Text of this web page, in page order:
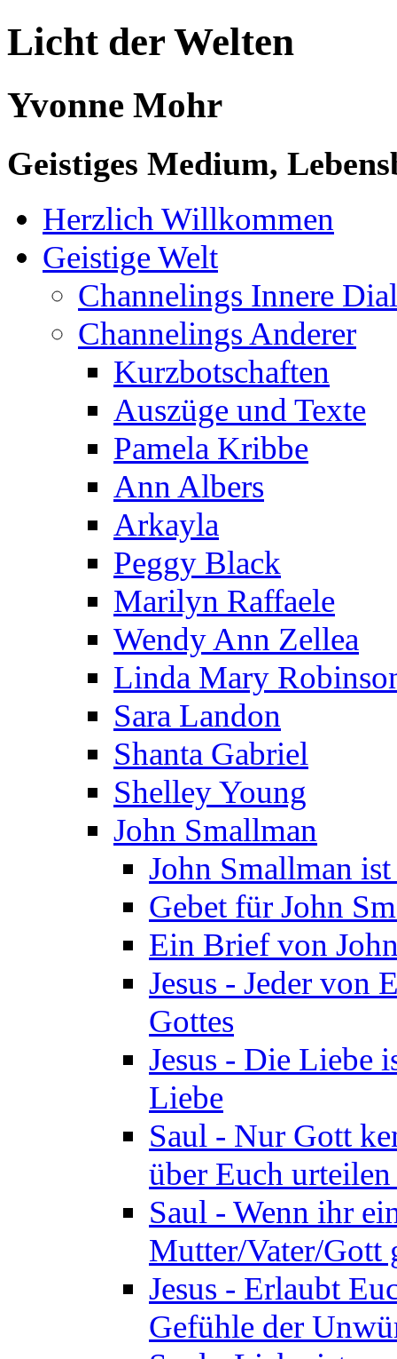
Licht der Welten
Yvonne Mohr
Geistiges Medium,
Herzlich Willkommen
Geistige Welt
Channelings Innere
Channelings Anderer
Kurzbotschaften
Auszüge und Texte
Pamela Kribbe
Ann Albers
Arkayla
Peggy Black
Marilyn Raffaele
Wendy Ann Zellea
Linda Mary
Sara Landon
Shanta Gabriel
Shelley Young
John Smallman
John Smallman
Gebet für John
Ein Brief von
Jesus - Jeder von
Gottes
Jesus - Die Liebe
Liebe
Saul - Nur Gott
über Euch
Saul - Wenn ihr
Mutter/Vater/Gott
Jesus - Erlaubt
Gefühle der